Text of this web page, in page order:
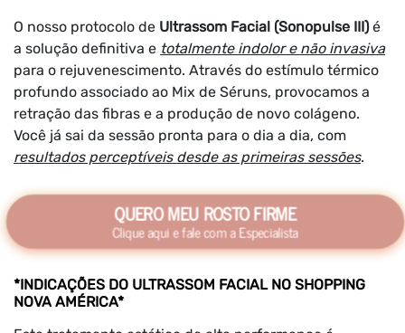
O nosso protocolo de Ultrassom Facial (Sonopulse III)é
a solução definitiva e totalmente indolor e não invasiva
para o rejuvenescimento. Através do estímulo térmico
profundo associado ao Mix de Séruns, provocamos a
retração das fibras e a produção de novo colágeno.
Você já sai da sessão pronta para o dia a dia, com
resultados perceptíveis desde as primeiras sessões.
QUERO MEU ROSTO FIRME
Clique aqui e fale com a Especialista
*INDICAÇÕES DO ULTRASSOM FACIAL NO SHOPPING
NOVA AMÉRICA*